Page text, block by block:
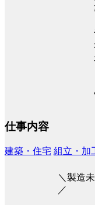
仕事内容
建築・住宅 組立・加
＼製造
／